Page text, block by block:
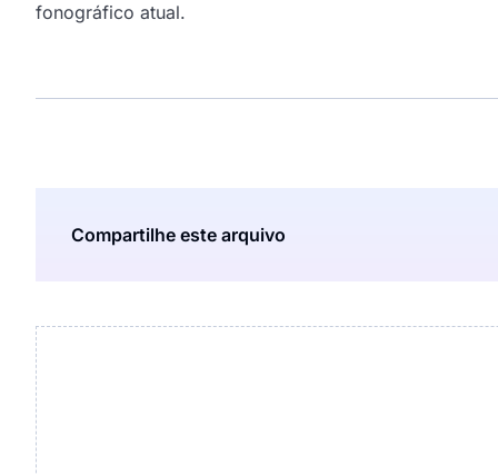
fonográfico atual.
Compartilhe este arquivo